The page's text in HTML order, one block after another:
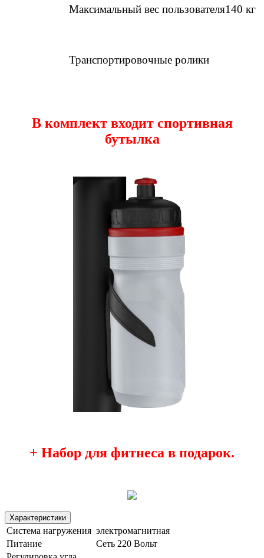
Максимальный вес пользователя140 кг
Транспортировочные ролики
В комплект входит спортивная
бутылка
+ Набор для фитнеса в подарок.
Характеристики
Система нагружения электромагнитная
Питание
Сеть 220 Вольт